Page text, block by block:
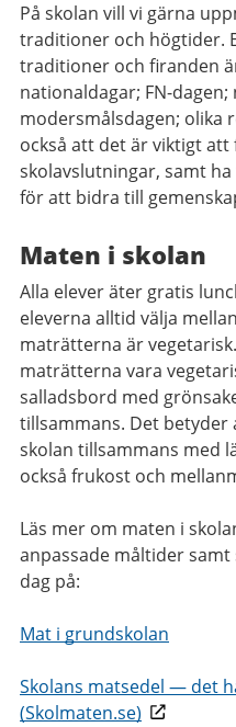
På skolan vill vi gärna
traditioner och högtider.
traditioner och firanden
nationaldagar; FN-
modersmålsdagen; olika
också att det är viktigt
skolavslutningar, samt
för att bidra till
Maten i skolan
Alla elever äter gratis
eleverna alltid välja
maträtterna är
maträtterna vara
salladsbord med
tillsammans. Det betyder
skolan tillsammans med
också frukost och
Läs mer om maten i
anpassade måltider
dag på:
Mat i grundskolan
Skolans matsedel — det
(Skolmaten.se)